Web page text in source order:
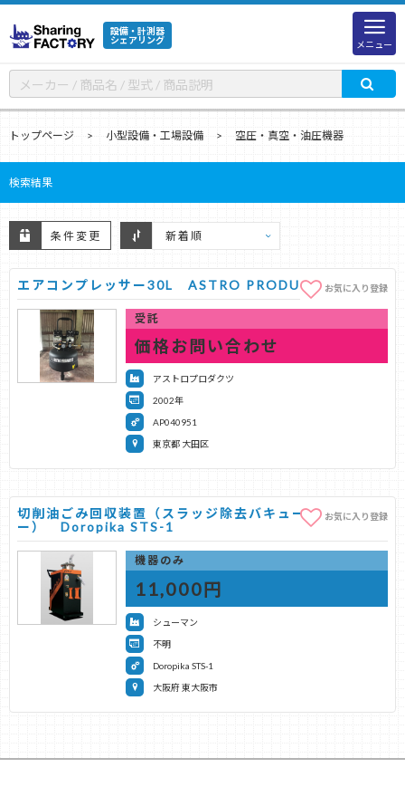
設備・計測器
シェアリング
メニュー
トップページ 小型設備・工場設備 空圧・真空・油圧機器
検索結果
条件変更
エアコンプレッサー30L ASTRO PRODUCTSお気に入り登録
受託
価格お問い合わせ
アストロプロダクツ
2002年
AP040951
東京都 大田区
切削油ごみ回収装置（スラッジ除去バキュームクリーナ
ー） Doropika STS-1
お気に入り登録
機器のみ
11,000円
シューマン
不明
Doropika STS-1
大阪府 東大阪市